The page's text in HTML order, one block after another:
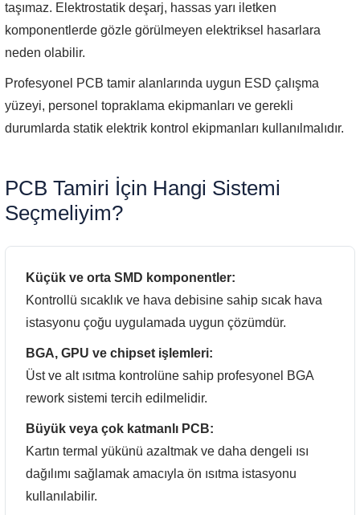
taşımaz. Elektrostatik deşarj, hassas yarı iletken
komponentlerde gözle görülmeyen elektriksel hasarlara
neden olabilir.
Profesyonel PCB tamir alanlarında uygun ESD çalışma
yüzeyi, personel topraklama ekipmanları ve gerekli
durumlarda statik elektrik kontrol ekipmanları kullanılmalıdır.
PCB Tamiri İçin Hangi Sistemi
Seçmeliyim?
Küçük ve orta SMD komponentler:
Kontrollü sıcaklık ve hava debisine sahip sıcak hava
istasyonu çoğu uygulamada uygun çözümdür.
BGA, GPU ve chipset işlemleri:
Üst ve alt ısıtma kontrolüne sahip profesyonel BGA
rework sistemi tercih edilmelidir.
Büyük veya çok katmanlı PCB:
Kartın termal yükünü azaltmak ve daha dengeli ısı
dağılımı sağlamak amacıyla ön ısıtma istasyonu
kullanılabilir.